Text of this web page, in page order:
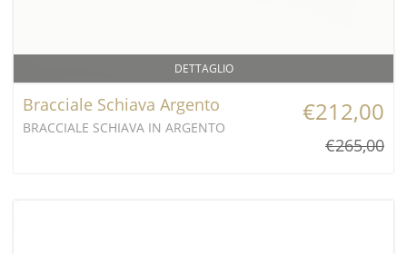
DETTAGLIO
Bracciale Schiava Argento
BRACCIALE SCHIAVA IN ARGENTO
€212,00
€265,00